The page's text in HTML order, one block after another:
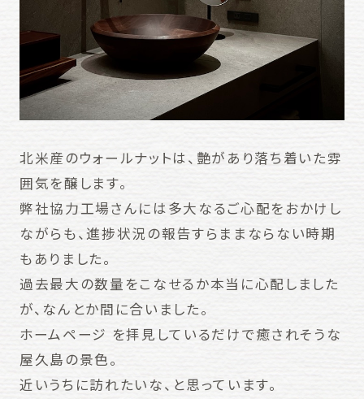
北米産のウォールナットは、艶があり落ち着いた雰
囲気を醸します。
弊社協力工場さんには多大なるご心配をおかけし
ながらも、進捗状況の報告すらままならない時期
もありました。
過去最大の数量をこなせるか本当に心配しました
が、なんとか間に合いました。
ホームページ を拝見しているだけで癒されそうな
屋久島の景色。
近いうちに訪れたいな、と思っています。